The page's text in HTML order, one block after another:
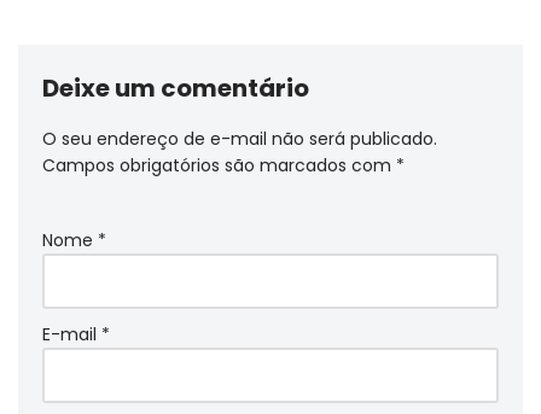
Deixe um comentário
O seu endereço de e-mail não será publicado.
Campos obrigatórios são marcados com *
Nome *
E-mail *